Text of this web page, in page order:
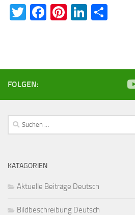
Twitter
Facebook
Pinterest
LinkedIn
FOLGEN:
Suchen
nach:
KATAGORIEN
Aktuelle Beiträge Deutsch
Bildbeschreibung Deutsch